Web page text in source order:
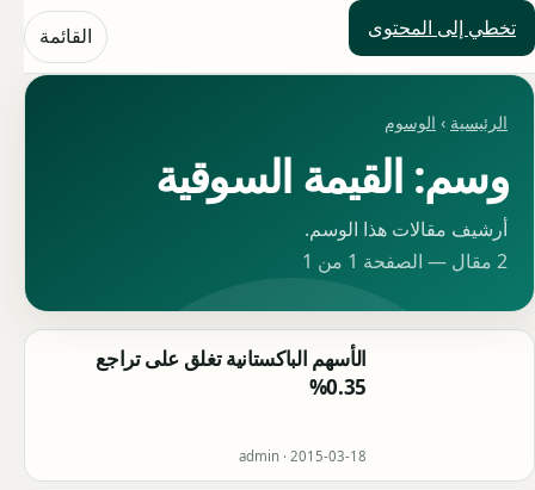
تخطي إلى المحتوى
حلول العالم القائمة
الرئيسية › الوسوم
وسم: القيمة السوقية
أرشيف مقالات هذا الوسم.
2 مقال — الصفحة 1 من 1
الأسهم الباكستانية تغلق على تراجع
0.35%
admin · 2015-03-18